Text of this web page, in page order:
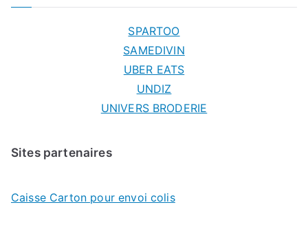
SPARTOO
SAMEDIVIN
UBER EATS
UNDIZ
UNIVERS BRODERIE
Sites partenaires
Caisse Carton pour envoi colis